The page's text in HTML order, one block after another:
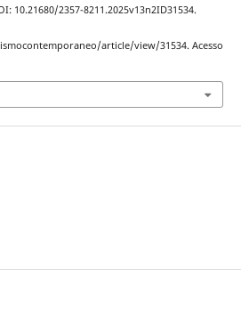
10.21680/2357-8211.2025v13n2ID31534.
article/view/31534. Acesso